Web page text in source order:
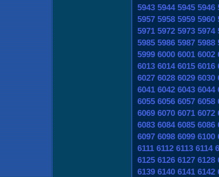
5943 5944 5945 5946
5957 5958 5959 5960
5971 5972 5973 5974
5985 5986 5987 5988
5999 6000 6001 6002
6013 6014 6015 6016
6027 6028 6029 6030
6041 6042 6043 6044
6055 6056 6057 6058
6069 6070 6071 6072
6083 6084 6085 6086
6097 6098 6099 6100
6111 6112 6113 6114
6125 6126 6127 6128
6139 6140 6141 6142